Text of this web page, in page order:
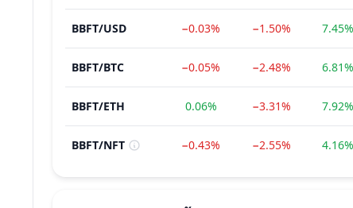
BBFT/USD −0.03% −1.50% 7.45%
BBFT/BTC −0.05% −2.48% 6.81%
BBFT/ETH 0.06% −3.31% 7.92%
BBFT/NFT −0.43% −2.55% 4.16%